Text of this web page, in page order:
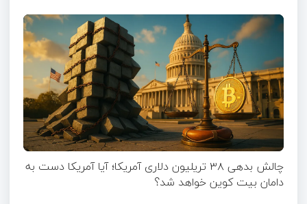
چالش بدهی ۳۸ تریلیون دلاری آمریکا؛ آیا آمریکا دست به
دامان بیت کوین خواهد شد؟